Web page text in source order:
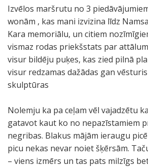
Izvēlos maršrutu no 3
wonām , kas mani izvizina līdz
Kara memoriālu, un citiem
vismaz rodas priekšstats par
visur bildēju puķes, kas zied pilnā
visur redzamas dažādas gan
skulptūras
Nolemju ka pa ceļam vēl vajadzētu
gatavot kaut ko no nepazīstamiem
negribas. Blakus mājām ieraugu
picu nekas nevar noiet šķērsām.
– viens izmērs un tas pats milzīgs